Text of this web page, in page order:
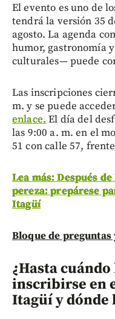
El evento es uno de
tendrá la versión 35
agosto. La agenda
humor, gastronomía
culturales— puede
Las inscripciones
m. y se puede
enlace. El día del
las 9:00 a. m. en el
51 con calle 57,
Lea más: Después
pereza: prepárese
Itagüí
Bloque de preguntas
¿Hasta
inscribirse en
Itagüí y dónde